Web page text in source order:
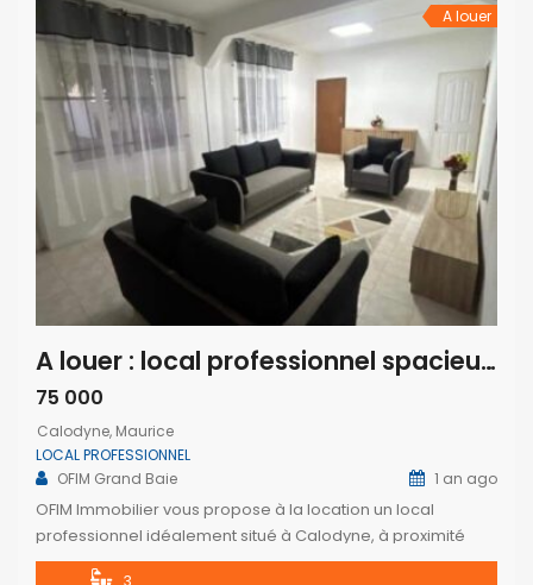
A louer
A louer : local professionnel spacieux idéal pour bureaux à Calodyne
75 000
Calodyne, Maurice
LOCAL PROFESSIONNEL
OFIM Grand Baie
1 an ago
OFIM Immobilier vous propose à la location un local
professionnel idéalement situé à Calodyne, à proximité
immédiate de tous les commerces essentiels. Idéal pour